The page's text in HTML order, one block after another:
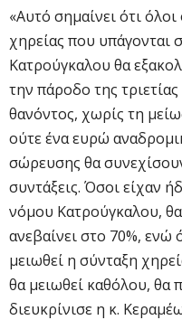
«Αυτό σημαίνει ότι
χηρείας που υπάγονται
Κατρούγκαλου θα
την πάροδο της
θανόντος, χωρίς τη
ούτε ένα ευρώ
σώρευσης θα
συντάξεις. Όσοι είχαν
νόμου Κατρούγκαλου,
ανεβαίνει στο 70%, ενώ
μειωθεί η σύνταξη
θα μειωθεί καθόλου, θα
διευκρίνισε η κ.